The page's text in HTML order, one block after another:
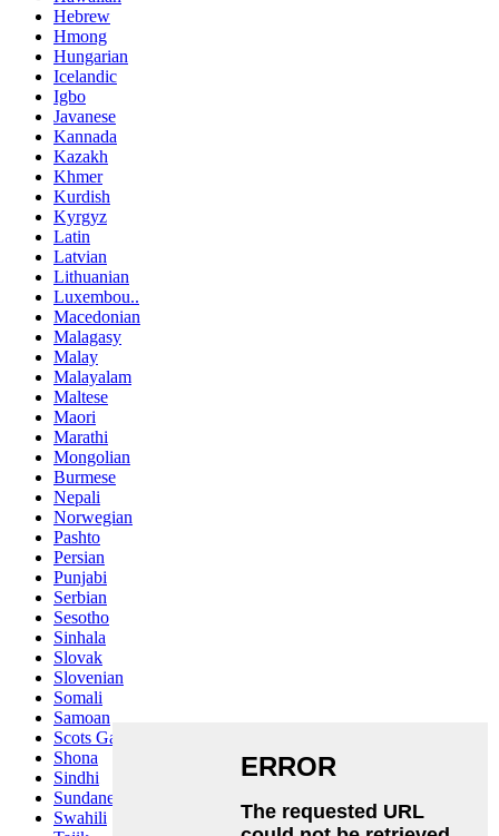
Hebrew
Hmong
Hungarian
Icelandic
Igbo
Javanese
Kannada
Kazakh
Khmer
Kurdish
Kyrgyz
Latin
Latvian
Lithuanian
Luxembou..
Macedonian
Malagasy
Malay
Malayalam
Maltese
Maori
Marathi
Mongolian
Burmese
Nepali
Norwegian
Pashto
Persian
Punjabi
Serbian
Sesotho
Sinhala
Slovak
Slovenian
Somali
Samoan
Scots Gaelic
Shona
Sindhi
Sundanese
Swahili